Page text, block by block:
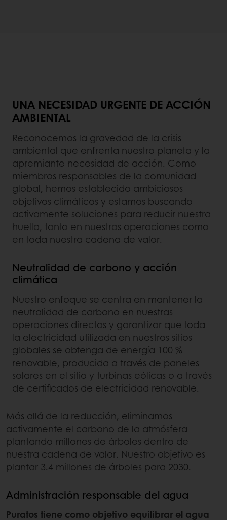
UNA NECESIDAD URGENTE DE ACCIÓN
AMBIENTAL
Reconocemos la gravedad de la crisis
ambiental que enfrenta nuestro planeta y la
apremiante necesidad de acción. Como
miembros responsables de la comunidad
global, hemos establecido ambiciosos
objetivos climáticos y estamos buscando
activamente soluciones para reducir nuestra
huella, tanto en nuestras operaciones como
en toda nuestra cadena de valor.
Neutralidad de carbono y acción
climática
Nuestro enfoque se centra en mantener la
neutralidad de carbono en nuestras
operaciones directas y garantizar que toda
la electricidad utilizada en nuestros sitios
globales se obtenga de energía 100 %
renovable, producida a través de paneles
solares en el sitio y turbinas eólicas o a través
de certificados de electricidad renovable.
Más allá de la reducción, eliminamos
activamente el carbono de la atmósfera
plantando millones de árboles dentro de
nuestra cadena de valor. Nuestro objetivo es
plantar 3.4 millones de árboles para 2030.
Administración responsable del agua
Puratos tiene como objetivo equilibrar el agua